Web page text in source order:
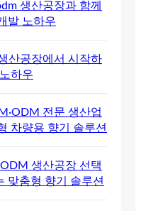
생산공장과 함께
발 노하우
산공장에서 시작하
하우
전문 생산업
차량용 향기 솔루션
생산공장 선택
맞춤형 향기 솔루션